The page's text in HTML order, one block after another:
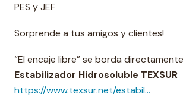
PES y JEF
Sorprende a tus amigos y clientes!
“El encaje libre” se borda
Estabilizador Hidrosoluble TEXSUR
https://www.texsur.net/estabil...